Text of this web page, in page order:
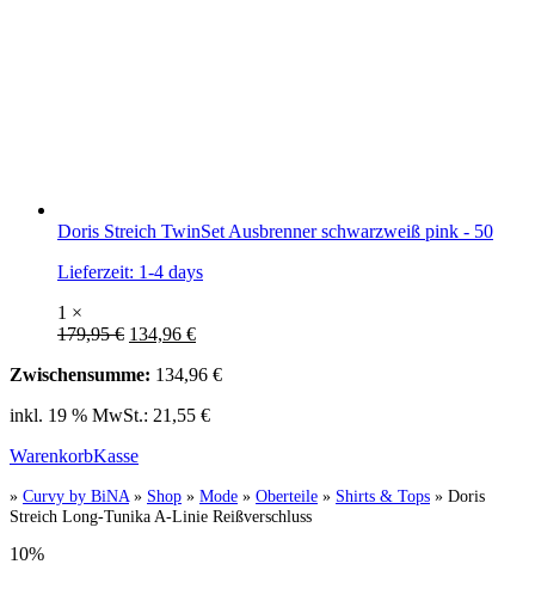
Doris Streich TwinSet Ausbrenner schwarzweiß pink - 50
Lieferzeit: 1-4 days
1 ×
179,95€ 134,96 €
Zwischensumme: 134,96 €
inkl. 19 % MwSt.: 21,55 €
WarenkorbKasse
» Curvy by BiNA » Shop » Mode » Oberteile » Shirts & Tops » Doris
Streich Long-Tunika A-Linie Reißverschluss
10%